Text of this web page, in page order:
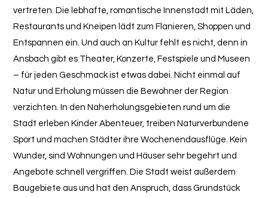
vertreten. Die lebhafte, romantische Innenstadt mit Läden,
Restaurants und Kneipen lädt zum Flanieren, Shoppen und
Entspannen ein. Und auch an Kultur fehlt es nicht, denn in
Ansbach gibt es Theater, Konzerte, Festspiele und Museen
– für jeden Geschmack ist etwas dabei. Nicht einmal auf
Natur und Erholung müssen die Bewohner der Region
verzichten. In den Naherholungsgebieten rund um die
Stadt erleben Kinder Abenteuer, treiben Naturverbundene
Sport und machen Städter ihre Wochenendausflüge. Kein
Wunder, sind Wohnungen und Häuser sehr begehrt und
Angebote schnell vergriffen. Die Stadt weist außerdem
Baugebiete aus und hat den Anspruch, dass Grundstück